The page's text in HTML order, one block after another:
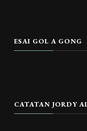
ESAI GOL A GONG
CATATAN JORDY